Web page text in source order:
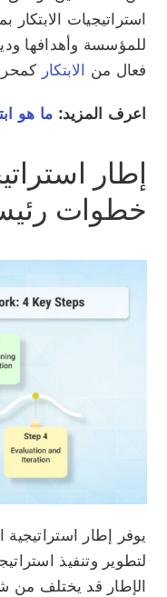
استراتيجيات الابتكار
للمؤسسة وأهدافها
فعال من الابتكار
اعرف المزيد: ما هو
خطوات
يوفر إطار
لتطوير وتنفيذ
الإطار قد يختلف من